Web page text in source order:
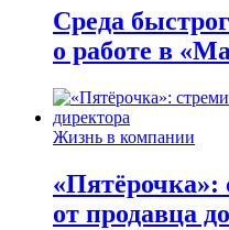
Среда
о работе в
Жизнь в компании
«Пятёрочка»:
от продавца